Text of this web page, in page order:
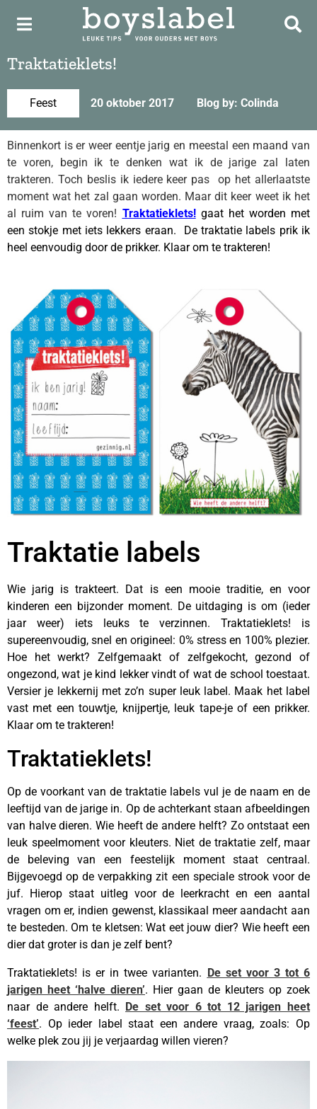
Traktatieklets!
Feest 20 oktober 2017 Blog by: Colinda
Binnenkort is er weer eentje jarig en meestal een maand van
te voren, begin ik te denken wat ik de jarige zal laten
trakteren. Toch beslis ik iedere keer pas op het allerlaatste
moment wat het zal gaan worden. Maar dit keer weet ik het
al ruim van te voren! Traktatieklets! gaat het worden met
een stokje met iets lekkers eraan. De traktatie labels prik ik
heel eenvoudig door de prikker. Klaar om te trakteren!
Traktatie labels
Wie jarig is trakteert. Dat is een mooie traditie, en voor
kinderen een bijzonder moment. De uitdaging is om (ieder
jaar weer) iets leuks te verzinnen. Traktatieklets! is
supereenvoudig, snel en origineel: 0% stress en 100% plezier.
Hoe het werkt? Zelfgemaakt of zelfgekocht, gezond of
ongezond, wat je kind lekker vindt of wat de school toestaat.
Versier je lekkernij met zo’n super leuk label. Maak het label
vast met een touwtje, knijpertje, leuk tape-je of een prikker.
Klaar om te trakteren!
Traktatieklets!
Op de voorkant van de traktatie labels vul je de naam en de
leeftijd van de jarige in. Op de achterkant staan afbeeldingen
van halve dieren. Wie heeft de andere helft? Zo ontstaat een
leuk speelmoment voor kleuters. Niet de traktatie zelf, maar
de beleving van een feestelijk moment staat centraal.
Bijgevoegd op de verpakking zit een speciale strook voor de
juf. Hierop staat uitleg voor de leerkracht en een aantal
vragen om er, indien gewenst, klassikaal meer aandacht aan
te besteden. Om te kletsen: Wat eet jouw dier? Wie heeft een
dier dat groter is dan je zelf bent?
Traktatieklets! is er in twee varianten. De set voor 3 tot 6
jarigen heet ‘halve dieren’. Hier gaan de kleuters op zoek
naar de andere helft. De set voor 6 tot 12 jarigen heet
‘feest’. Op ieder label staat een andere vraag, zoals: Op
welke plek zou jij je verjaardag willen vieren?